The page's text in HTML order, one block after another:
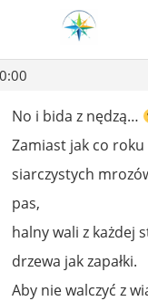
No i bida z nędzą…
Zamiast jak co
siarczystych
pas,
halny wali z każdej
drzewa jak zapałki.
Aby nie walczyć z